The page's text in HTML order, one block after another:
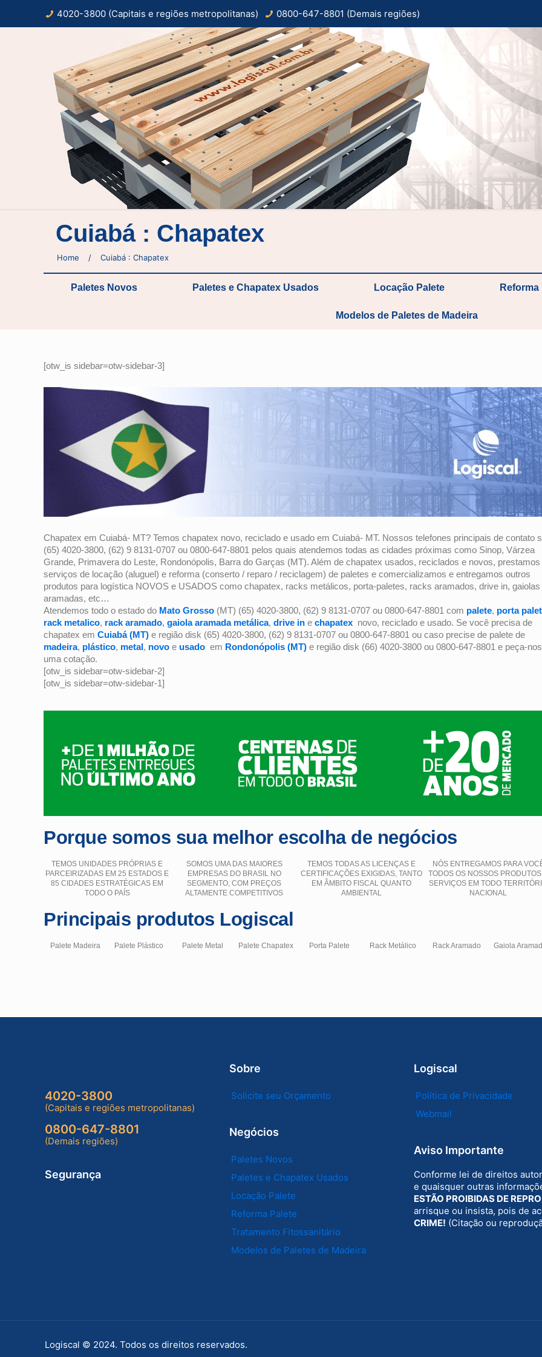
4020-3800 (Capitais e regiões metropolitanas) 0800-647-8801 (Demais regiões)
Cuiabá : Chapatex
Home / Cuiabá : Chapatex
Paletes Novos Paletes e Chapatex Usados Locação Palete Reforma
Modelos de Paletes de Madeira
[otw_is sidebar=otw-sidebar-3]
Chapatex em Cuiabá- MT? Temos chapatex novo, reciclado e usado em Cuiabá- MT. Nossos telefones principais de contato
(65) 4020-3800, (62) 9 8131-0707 ou 0800-647-8801 pelos quais atendemos todas as cidades próximas como Sinop, Várzea
Grande, Primavera do Leste, Rondonópolis, Barra do Garças (MT). Além de chapatex usados, reciclados e novos, prestamos
serviços de locação (aluguel) e reforma (conserto / reparo / reciclagem) de paletes e comercializamos e entregamos outros
produtos para logística NOVOS e USADOS como chapatex, racks metálicos, porta-paletes, racks aramados, drive in, gaiolas
aramadas, etc…
Atendemos todo o estado do Mato Grosso (MT) (65) 4020-3800, (62) 9 8131-0707 ou 0800-647-8801 com palete, porta
rack metalico, rack aramado, gaiola aramada metálica, drive in e chapatex novo, reciclado e usado. Se você precisa de
chapatex em Cuiabá (MT) e região disk (65) 4020-3800, (62) 9 8131-0707 ou 0800-647-8801 ou caso precise de palete de
madeira, plástico, metal, novo e usado em Rondonópolis (MT) e região disk (66) 4020-3800 ou 0800-647-8801 e peça-nos
uma cotação.
[otw_is sidebar=otw-sidebar-2]
[otw_is sidebar=otw-sidebar-1]
Porque somos sua melhor escolha de negócios
TEMOS UNIDADES PRÓPRIAS E
PARCEIRIZADAS EM 25 ESTADOS E
85 CIDADES ESTRATÉGICAS EM
TODO O PAÍS
SOMOS UMA DAS MAIORES
EMPRESAS DO BRASIL NO
SEGMENTO, COM PREÇOS
ALTAMENTE COMPETITIVOS
TEMOS TODAS AS LICENÇAS E
CERTIFICAÇÕES EXIGIDAS, TANTO
EM ÂMBITO FISCAL QUANTO
AMBIENTAL
NÓS ENTREGAMOS PARA
TODOS OS NOSSOS
SERVIÇOS EM TODO
NACIONAL
Principais produtos Logiscal
Palete Madeira Palete Plástico Palete Metal Palete Chapatex Porta Palete Rack Metálico Rack Aramado Gaiola
4020-3800
(Capitais e regiões metropolitanas)
0800-647-8801
(Demais regiões)
Segurança
Sobre
Solicite seu Orçamento
Negócios
Paletes Novos
Paletes e Chapatex Usados
Locação Palete
Reforma Palete
Tratamento Fitossanitário
Modelos de Paletes de Madeira
Logiscal
Política de Privacidade
Webmail
Aviso Importante
Conforme lei de direitos
e quaisquer outras
ESTÃO PROIBIDAS DE
arrisque ou insista, pois de
CRIME! (Citação ou
Logiscal © 2024. Todos os direitos reservados.